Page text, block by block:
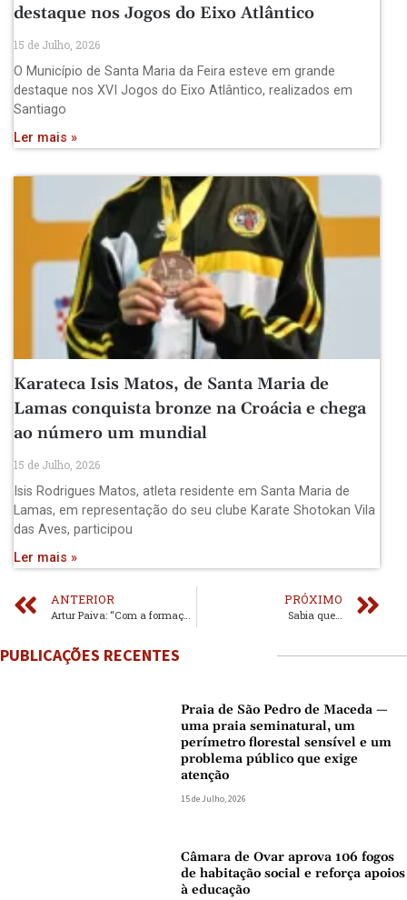
destaque nos Jogos do Eixo Atlântico
15 de Julho, 2026
O Município de Santa Maria da Feira esteve em grande
destaque nos XVI Jogos do Eixo Atlântico, realizados em
Santiago
Ler mais »
Karateca Isis Matos, de Santa Maria de
Lamas conquista bronze na Croácia e chega
ao número um mundial
15 de Julho, 2026
Isis Rodrigues Matos, atleta residente em Santa Maria de
Lamas, em representação do seu clube Karate Shotokan Vila
das Aves, participou
Ler mais »
ANTERIOR
Artur Paiva: “Com a formação vamos garantir a estabilidade do clube.”
PRÓXIMO
Sabia que…
PUBLICAÇÕES RECENTES
Praia de São Pedro de Maceda —
uma praia seminatural, um
perímetro florestal sensível e um
problema público que exige
atenção
15 de Julho, 2026
Câmara de Ovar aprova 106 fogos
de habitação social e reforça apoios
à educação